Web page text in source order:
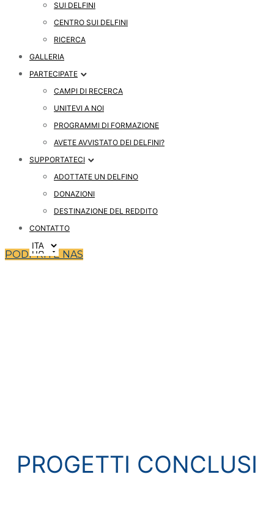
SUI DELFINI
CENTRO SUI DELFINI
RICERCA
GALLERIA
PARTECIPATE
CAMPI DI RECERCA
UNITEVI A NOI
PROGRAMMI DI FORMAZIONE
AVETE AVVISTATO DEI DELFINI?
SUPPORTATECI
ADOTTATE UN DELFINO
DONAZIONI
DESTINAZIONE DEL REDDITO
CONTATTO
PODPRITE NAS
PROGETTI CONCLUSI